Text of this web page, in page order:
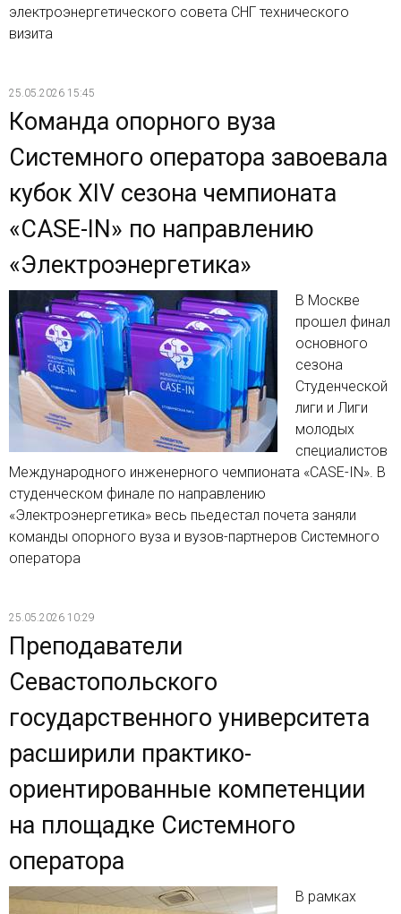
электроэнергетического совета СНГ технического
визита
25.05.2026 15:45
Команда опорного вуза
Системного оператора завоевала
кубок XIV сезона чемпионата
«CASE-IN» по направлению
«Электроэнергетика»
В Москве
прошел финал
основного
сезона
Студенческой
лиги и Лиги
молодых
специалистов
Международного инженерного чемпионата «CASE-IN». В
студенческом финале по направлению
«Электроэнергетика» весь пьедестал почета заняли
команды опорного вуза и вузов-партнеров Системного
оператора
25.05.2026 10:29
Преподаватели
Севастопольского
государственного университета
расширили практико-
ориентированные компетенции
на площадке Системного
оператора
В рамках